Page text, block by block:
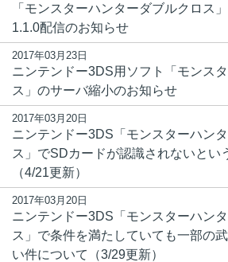
「モンスターハンターダブルクロス
1.1.0配信のお知らせ
2017年03月23日
ニンテンドー3DS用ソフト「モンス
ス」のサーバ縮小のお知らせ
2017年03月20日
ニンテンドー3DS「モンスターハン
ス」でSDカードが認識されないとい
（4/21更新）
2017年03月20日
ニンテンドー3DS「モンスターハン
ス」で条件を満たしていても一部の
い件について（3/29更新）